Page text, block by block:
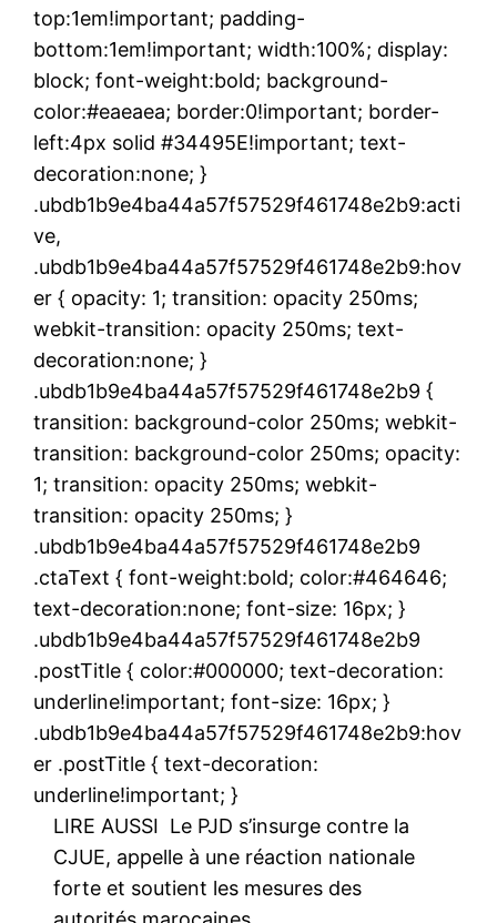
top:1em!important; padding-
bottom:1em!important; width:100%; display:
block; font-weight:bold; background-
color:#eaeaea; border:0!important; border-
left:4px solid #34495E!important; text-
decoration:none; }
.ubdb1b9e4ba44a57f57529f461748e2b9:acti
ve,
.ubdb1b9e4ba44a57f57529f461748e2b9:hov
er { opacity: 1; transition: opacity 250ms;
webkit-transition: opacity 250ms; text-
decoration:none; }
.ubdb1b9e4ba44a57f57529f461748e2b9 {
transition: background-color 250ms; webkit-
transition: background-color 250ms; opacity:
1; transition: opacity 250ms; webkit-
transition: opacity 250ms; }
.ubdb1b9e4ba44a57f57529f461748e2b9
.ctaText { font-weight:bold; color:#464646;
text-decoration:none; font-size: 16px; }
.ubdb1b9e4ba44a57f57529f461748e2b9
.postTitle { color:#000000; text-decoration:
underline!important; font-size: 16px; }
.ubdb1b9e4ba44a57f57529f461748e2b9:hov
er .postTitle { text-decoration:
underline!important; }
LIRE AUSSI Le PJD s’insurge contre la
CJUE, appelle à une réaction nationale
forte et soutient les mesures des